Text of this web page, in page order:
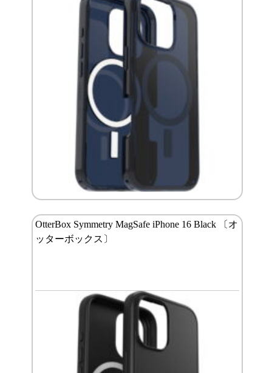
OtterBox Symmetry MagSafe iPhone 16 Black 〔オ
ッターボックス〕